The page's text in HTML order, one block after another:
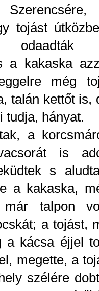
tojást
odaadták
a kakaska
még
talán kettőt is,
tudja, hányat.
a
is
s
a kakaska,
már talpon
a tojást,
a kácsa éjjel
megette, a
szélére